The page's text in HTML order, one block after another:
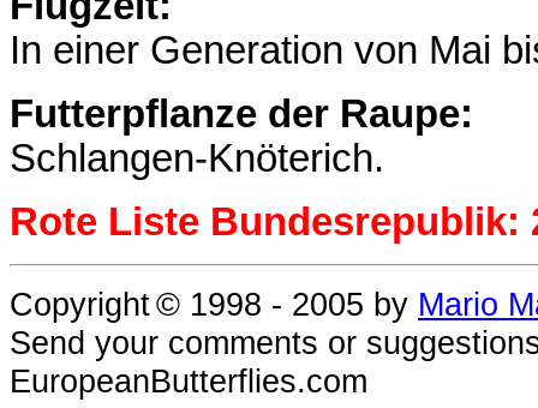
In einer Generation von Mai
Futterpflanze der Raupe:
Schlangen-Knöterich.
Rote Liste Bundesrepublik:
Copyright© 1998 - 2005 by Mario
Send your comments or
EuropeanButterflies.com